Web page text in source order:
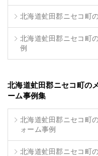
北海道虻田郡ニセコ町
北海道虻田郡ニセコ町
例
北海道虻田郡ニセコ町の
ーム事例集
北海道虻田郡ニセコ町
ォーム事例
北海道虻田郡ニセコ町